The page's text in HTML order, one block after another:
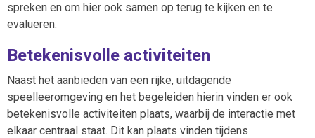
spreken en om hier ook samen op terug te kijken en te
evalueren.
Betekenisvolle activiteiten
Naast het aanbieden van een rijke, uitdagende
speelleeromgeving en het begeleiden hierin vinden er ook
betekenisvolle activiteiten plaats, waarbij de interactie met
elkaar centraal staat. Dit kan plaats vinden tijdens